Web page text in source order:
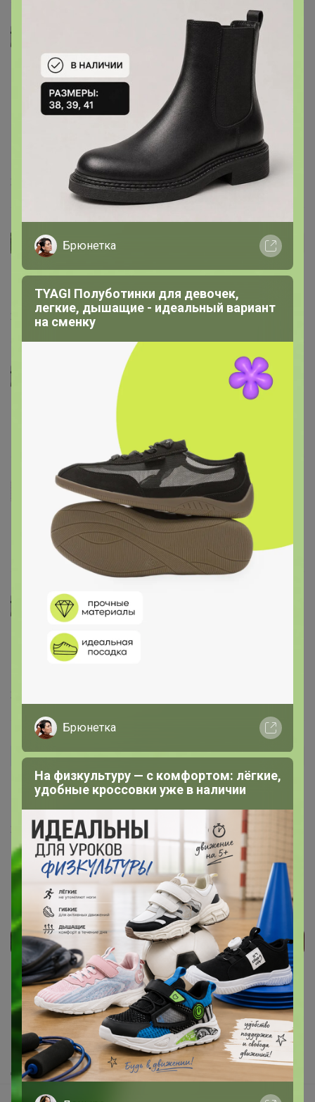
Атаманша , Можно заказть 32, а можно 31, поскольку
джинсы растянутся за первую неделю носки на 2 см
‌Посмотрите какой размер вы берете чаще всего
25 октября, 2023 23:55
Атаманша Автор уже получил заказ!
Селена, Леночка, подскажите пожалуйста на 48
размер какой заказать? Уж очень понравились
25 октября, 2023 18:25
, на 50 или 50-52
7 октября, 2023 22:19
дима
Селена подскажи 34 на какой размер подойдут?
7 октября, 2023 16:11
Селена
Анастасия!!! , Возьмите свои любимые брюки,
отметьте на шве 72 см, это длина изделия. Не
Анастасия!!! Автор уже получил заказ!
Селена, если они укороченные, а мне при росте 164
28 сентября, 2023 21:41
Реклама
Как здесь все устроено?
Как сделать заказ?
Как получить?
Доставка
Брюнетка
TYAGI Полуботинки для девочек,
легкие, дышащие - идеальный вариант
на сменку
Брюнетка
На физкультуру — с комфортом: лёгкие,
удобные кроссовки уже в наличии